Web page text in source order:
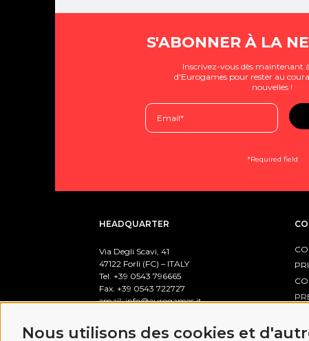
Nous utilisons des cookies et
S'ABONNER À LA
Inscrivez-vous dès maintenant
d'Eurogames pour rester au
nouvelles !
*Required field
HEADQUARTER
Via Degli Scavi, 41
47122 Forlì (FC) – ITALY
Tel. +39 0543 796665
Fax. +39 0543 722727
email:info@eurogames.it
BUSINESS HOURS